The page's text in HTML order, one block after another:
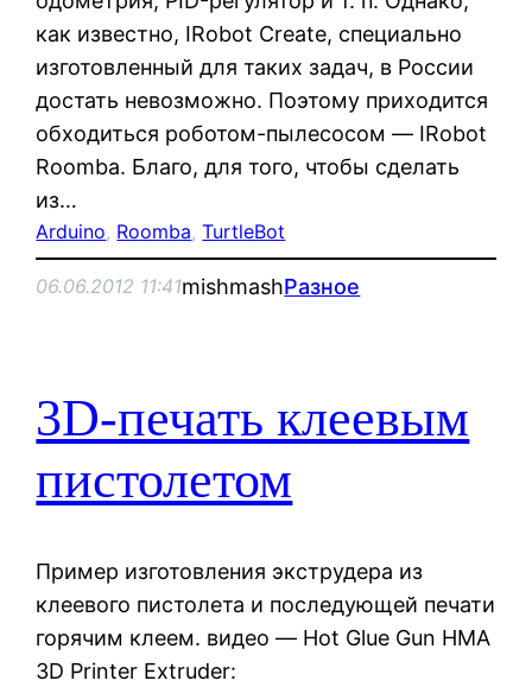
как известно, IRobot Create, специально
изготовленный для таких задач, в России
достать невозможно. Поэтому приходится
обходиться роботом-пылесосом — IRobot
Roomba. Благо, для того, чтобы сделать
из…
Arduino, Roomba, TurtleBot
06.06.2012 11:41mishmashРазное
3D-печать клеевым
пистолетом
Пример изготовления экструдера из
клеевого пистолета и последующей печати
горячим клеем. видео — Hot Glue Gun HMA
3D Printer Extruder: